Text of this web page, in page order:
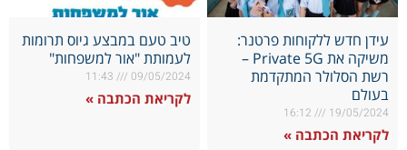
עידן חדש ללקוחות פרטנר:
משיקה את Private 5G –
רשת הסלולר המתקדמת
בעולם
19/05/2024
לקריאת הכתבה »
טיב טעם במבצע גיוס תרומות
לעמותת "אור למשפחות"
09/05/2024
לקריאת הכתבה »